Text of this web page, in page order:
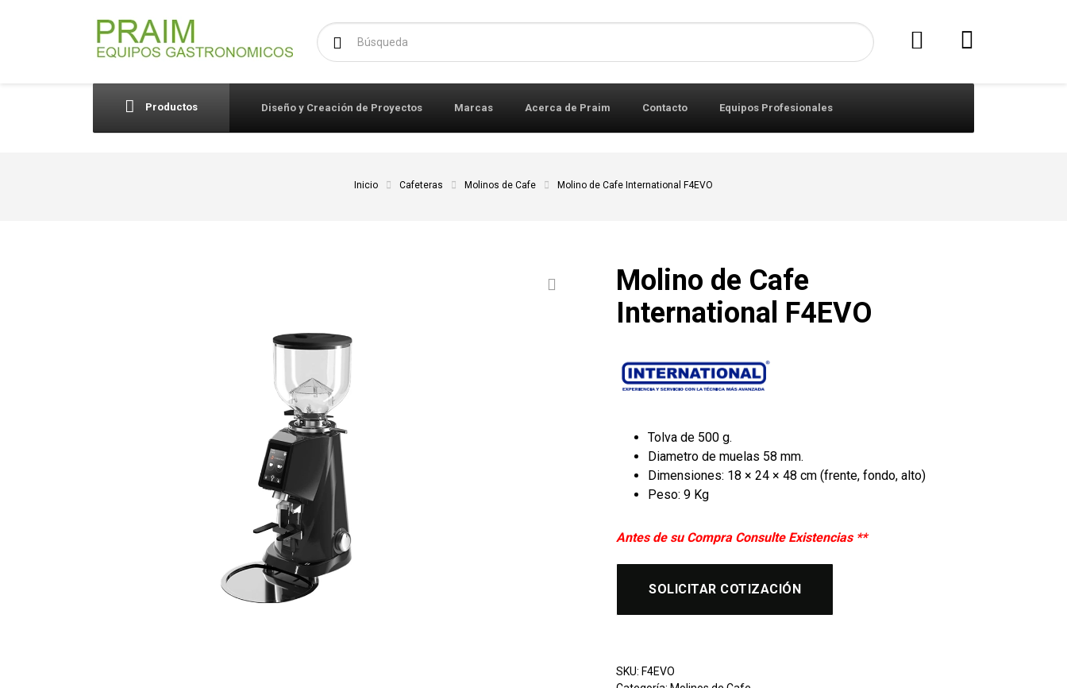
Buscar:
Productos Diseño y Creación de Proyectos Marcas Acerca de Praim Contacto Equipos Profesionales
Inicio Cafeteras Molinos de Cafe Molino de Cafe International F4EVO
Molino de Cafe
International F4EVO
Tolva de 500 g.
Diametro de muelas 58 mm.
Dimensiones: 18 × 24 × 48 cm (frente, fondo, alto)
Peso: 9 Kg
Antes de su Compra Consulte Existencias **
SOLICITAR COTIZACIÓN
SKU: F4EVO